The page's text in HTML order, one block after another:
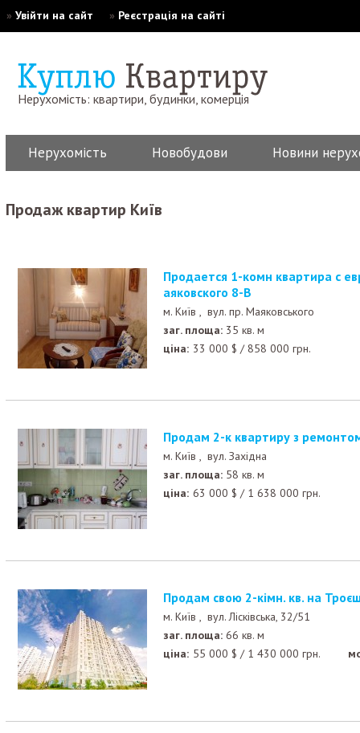
» Увійти на сайт » Реєстрація на сайті
Нерухомість: квартири, будинки, комерція
Нерухомість Новобудови Новини
Продаж квартир Київ
Продается 1-комн квартира с евроремонтом на пр.М
аяковского 8-В
м. Київ , вул. пр. Маяковського
заг. площа: 35 кв. м
ціна: 33 000 $ /858 000 грн.
Продам 2-к квартиру з
м. Київ , вул. Західна
заг. площа: 58 кв. м
ціна: 63 000 $ / 1 638 000 грн.
Продам свою 2-кімн. кв. на
м. Київ , вул. Лісківська, 32/51
заг. площа: 66 кв. м
ціна: 55 000 $ / 1 430 000 грн.